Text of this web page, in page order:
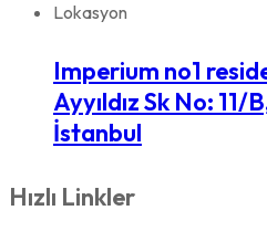
Lokasyon
Imperium no1
Ayyıldız Sk No:
İstanbul
Hızlı Linkler